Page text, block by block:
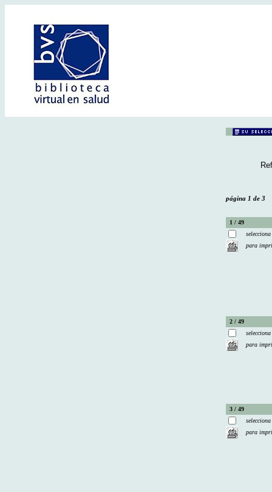
página 1 de 3
1 / 49
selecciona
para
2 / 49
selecciona
para
3 / 49
selecciona
para